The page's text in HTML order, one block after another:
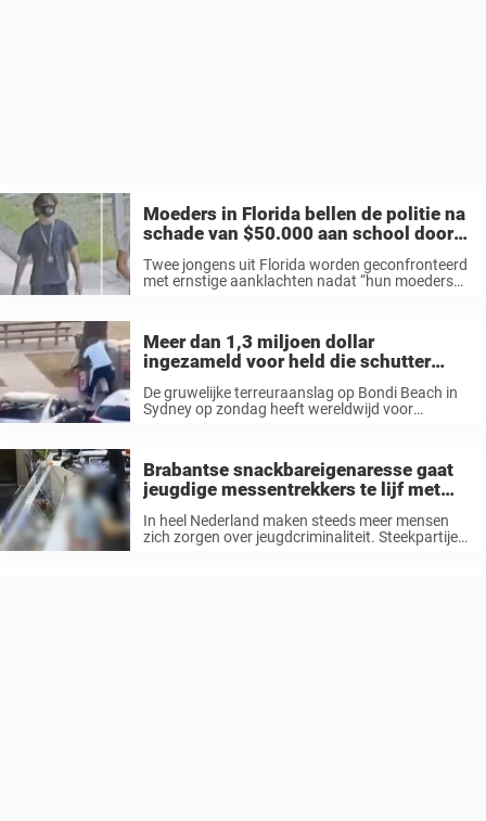
Moeders in Florida bellen de politie na
schade van $50.000 aan school door
Twee jongens uit Florida worden geconfronteerd
met ernstige aanklachten nadat “hun moeders
13 ...
Meer dan 1,3 miljoen dollar
ingezameld voor held die schutter
Bondi Beach
De gruwelijke terreuraanslag op Bondi Beach in
Sydney op zondag heeft wereldwijd voor
door veiligheidsdiensten Ten minste ...
Brabantse snackbareigenaresse gaat
jeugdige messentrekkers te lijf met
In heel Nederland maken steeds meer mensen
zich zorgen over jeugdcriminaliteit. Steekpartijen,